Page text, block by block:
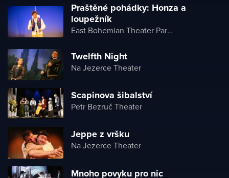
Praštěné pohádky: Honza a
loupežník
East Bohemian Theater Pardubice
Twelfth Night
Na Jezerce Theater
Scapinova šibalství
Petr Bezruč Theater
Jeppe z vršku
Na Jezerce Theater
Mnoho povyku pro nic